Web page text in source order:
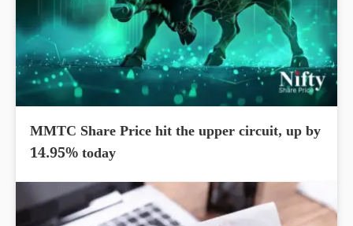
MMTC Share Price hit the upper circuit, up by
14.95% today